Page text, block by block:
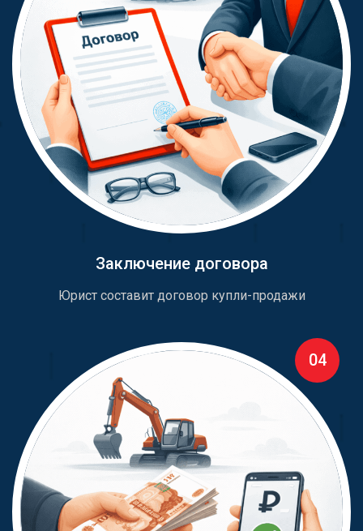
Заключение договора
Юрист составит договор купли-продажи
04